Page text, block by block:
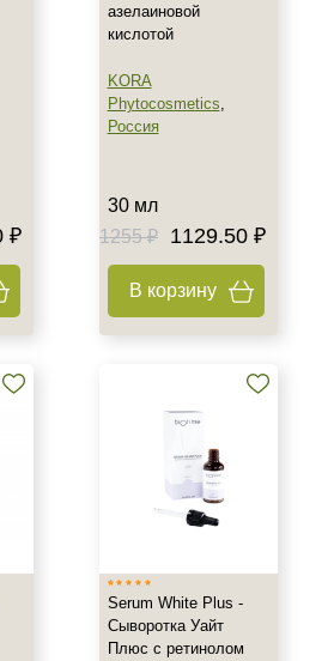
₽
азелаиновой
кислотой
KORA
Phytocosmetics,
Россия
30 мл
1255 ₽
1129.50 ₽
В корзину
Serum White Plus -
Сыворотка Уайт
Плюс с ретинолом